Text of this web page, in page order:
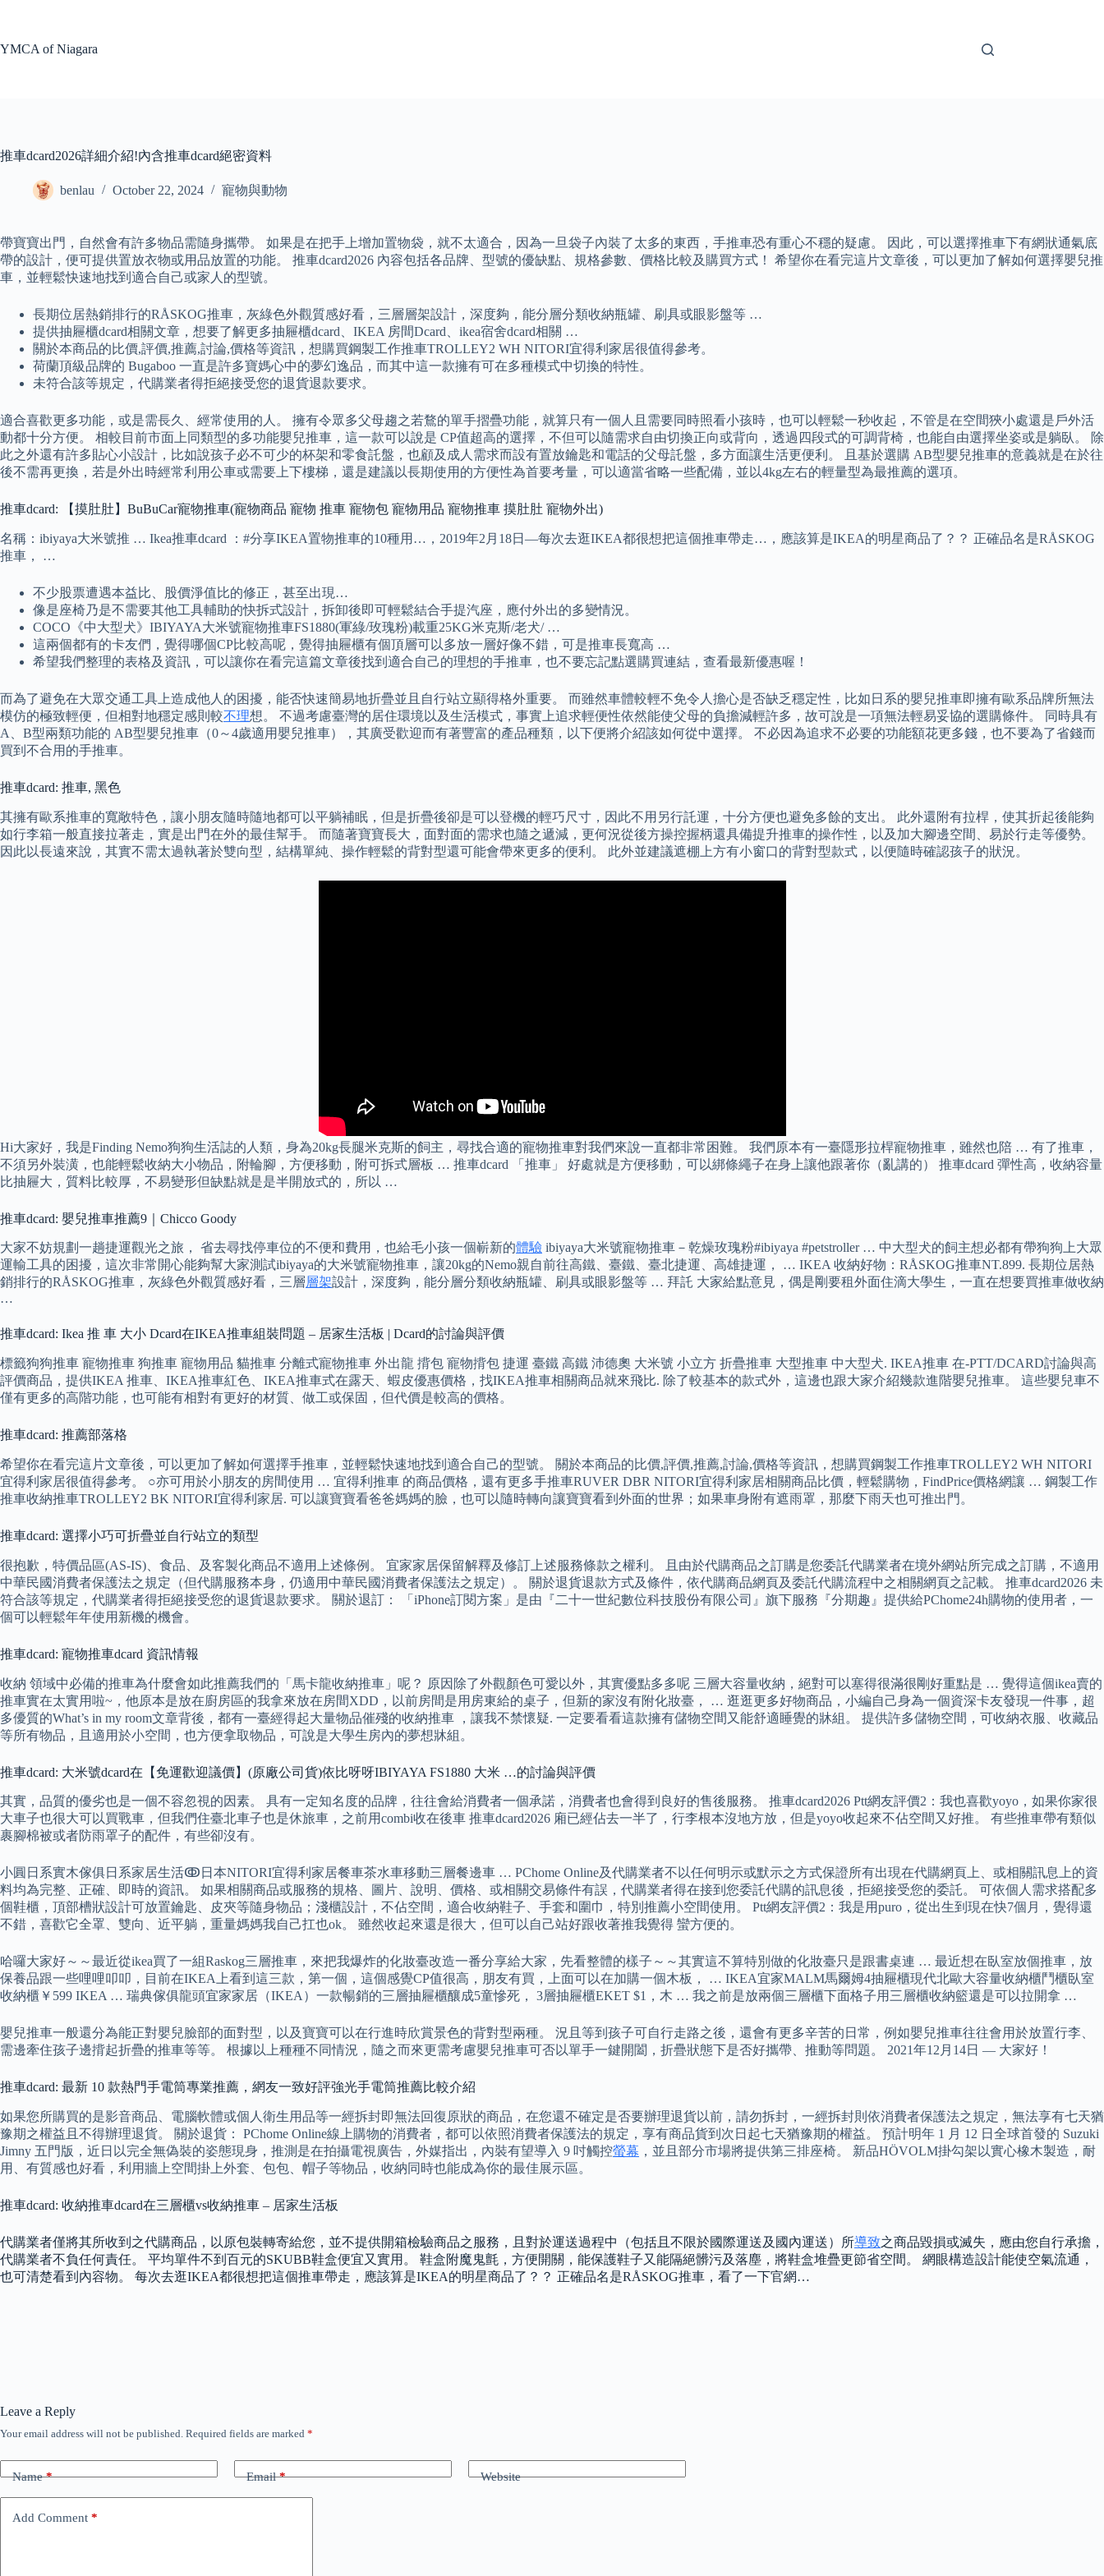
YMCA of Niagara
推車dcard2026詳細介紹!內含推車dcard絕密資料
benlau October 22, 2024 寵物與動物
帶寶寶出門，自然會有許多物品需隨身攜帶。 如果是在把手上增加置物袋，就不太適合，因為一旦袋子內裝了太多的東西，手推車恐有重心不穩的疑慮。 因此，可以選擇推車下有網狀通氣底
帶的設計，便可提供置放衣物或用品放置的功能。 推車dcard2026 內容包括各品牌、型號的優缺點、規格參數、價格比較及購買方式！ 希望你在看完這片文章後，可以更加了解如何選擇嬰兒推
車，並輕鬆快速地找到適合自己或家人的型號。
長期位居熱銷排行的RÅSKOG推車，灰綠色外觀質感好看，三層層架設計，深度夠，能分層分類收納瓶罐、刷具或眼影盤等 …
提供抽屜櫃dcard相關文章，想要了解更多抽屜櫃dcard、IKEA 房間Dcard、ikea宿舍dcard相關 …
關於本商品的比價,評價,推薦,討論,價格等資訊，想購買鋼製工作推車TROLLEY2 WH NITORI宜得利家居很值得參考。
荷蘭頂級品牌的 Bugaboo 一直是許多寶媽心中的夢幻逸品，而其中這一款擁有可在多種模式中切換的特性。
未符合該等規定，代購業者得拒絕接受您的退貨退款要求。
適合喜歡更多功能，或是需長久、經常使用的人。 擁有令眾多父母趨之若鶩的單手摺疊功能，就算只有一個人且需要同時照看小孩時，也可以輕鬆一秒收起，不管是在空間狹小處還是戶外活
動都十分方便。 相較目前市面上同類型的多功能嬰兒推車，這一款可以說是 CP值超高的選擇，不但可以隨需求自由切換正向或背向，透過四段式的可調背椅，也能自由選擇坐姿或是躺臥。 除
此之外還有許多貼心小設計，比如說孩子必不可少的杯架和零食託盤，也顧及成人需求而設有置放鑰匙和電話的父母託盤，多方面讓生活更便利。 且基於選購 AB型嬰兒推車的意義就是在於往
後不需再更換，若是外出時經常利用公車或需要上下樓梯，還是建議以長期使用的方便性為首要考量，可以適當省略一些配備，並以4kg左右的輕量型為最推薦的選項。
推車dcard: 【摸肚肚】BuBuCar寵物推車(寵物商品 寵物 推車 寵物包 寵物用品 寵物推車 摸肚肚 寵物外出)
名稱：ibiyaya大米號推 … Ikea推車dcard ：#分享IKEA置物推車的10種用…，2019年2月18日—每次去逛IKEA都很想把這個推車帶走…，應該算是IKEA的明星商品了？？ 正確品名是RÅSKOG
推車， …
不少股票遭遇本益比、股價淨值比的修正，甚至出現…
像是座椅乃是不需要其他工具輔助的快拆式設計，拆卸後即可輕鬆結合手提汽座，應付外出的多變情況。
COCO《中大型犬》IBIYAYA大米號寵物推車FS1880(軍綠/玫瑰粉)載重25KG米克斯/老犬/ …
這兩個都有的卡友們，覺得哪個CP比較高呢，覺得抽屜櫃有個頂層可以多放一層好像不錯，可是推車長寬高 …
希望我們整理的表格及資訊，可以讓你在看完這篇文章後找到適合自己的理想的手推車，也不要忘記點選購買連結，查看最新優惠喔！
而為了避免在大眾交通工具上造成他人的困擾，能否快速簡易地折疊並且自行站立顯得格外重要。 而雖然車體較輕不免令人擔心是否缺乏穩定性，比如日系的嬰兒推車即擁有歐系品牌所無法
模仿的極致輕便，但相對地穩定感則較不理想。 不過考慮臺灣的居住環境以及生活模式，事實上追求輕便性依然能使父母的負擔減輕許多，故可說是一項無法輕易妥協的選購條件。 同時具有
A、B型兩類功能的 AB型嬰兒推車（0～4歲適用嬰兒推車），其廣受歡迎而有著豐富的產品種類，以下便將介紹該如何從中選擇。 不必因為追求不必要的功能額花更多錢，也不要為了省錢而
買到不合用的手推車。
推車dcard: 推車, 黑色
其擁有歐系推車的寬敞特色，讓小朋友隨時隨地都可以平躺補眠，但是折疊後卻是可以登機的輕巧尺寸，因此不用另行託運，十分方便也避免多餘的支出。 此外還附有拉桿，使其折起後能夠
如行李箱一般直接拉著走，實是出門在外的最佳幫手。 而隨著寶寶長大，面對面的需求也隨之遞減，更何況從後方操控握柄還具備提升推車的操作性，以及加大腳邊空間、易於行走等優勢。
因此以長遠來說，其實不需太過執著於雙向型，結構單純、操作輕鬆的背對型還可能會帶來更多的便利。 此外並建議遮棚上方有小窗口的背對型款式，以便隨時確認孩子的狀況。
Hi大家好，我是Finding Nemo狗狗生活誌的人類，身為20kg長腿米克斯的飼主，尋找合適的寵物推車對我們來說一直都非常困難。 我們原本有一臺隱形拉桿寵物推車，雖然也陪 … 有了推車，
不須另外裝潢，也能輕鬆收納大小物品，附輪腳，方便移動，附可拆式層板 … 推車dcard 「推車」 好處就是方便移動，可以綁條繩子在身上讓他跟著你（亂講的） 推車dcard 彈性高，收納容量
比抽屜大，質料比較厚，不易變形但缺點就是是半開放式的，所以 …
推車dcard: 嬰兒推車推薦9｜Chicco Goody
大家不妨規劃一趟捷運觀光之旅， 省去尋找停車位的不便和費用，也給毛小孩一個嶄新的體驗 ibiyaya大米號寵物推車－乾燥玫瑰粉#ibiyaya #petstroller … 中大型犬的飼主想必都有帶狗狗上大眾
運輸工具的困擾，這次非常開心能夠幫大家測試ibiyaya的大米號寵物推車，讓20kg的Nemo親自前往高鐵、臺鐵、臺北捷運、高雄捷運， … IKEA 收納好物：RÅSKOG推車NT.899. 長期位居熱
銷排行的RÅSKOG推車，灰綠色外觀質感好看，三層層架設計，深度夠，能分層分類收納瓶罐、刷具或眼影盤等 … 拜託 大家給點意見，偶是剛要租外面住滴大學生，一直在想要買推車做收納
…
推車dcard: Ikea 推 車 大小 Dcard在IKEA推車組裝問題 – 居家生活板 | Dcard的討論與評價
標籤狗狗推車 寵物推車 狗推車 寵物用品 貓推車 分離式寵物推車 外出龍 揹包 寵物揹包 捷運 臺鐵 高鐵 沛德奧 大米號 小立方 折疊推車 大型推車 中大型犬. IKEA推車 在-PTT/DCARD討論與高
評價商品，提供IKEA 推車、IKEA推車紅色、IKEA推車式在露天、蝦皮優惠價格，找IKEA推車相關商品就來飛比. 除了較基本的款式外，這邊也跟大家介紹幾款進階嬰兒推車。 這些嬰兒車不
僅有更多的高階功能，也可能有相對有更好的材質、做工或保固，但代價是較高的價格。
推車dcard: 推薦部落格
希望你在看完這片文章後，可以更加了解如何選擇手推車，並輕鬆快速地找到適合自己的型號。 關於本商品的比價,評價,推薦,討論,價格等資訊，想購買鋼製工作推車TROLLEY2 WH NITORI
宜得利家居很值得參考。 ○亦可用於小朋友的房間使用 … 宜得利推車 的商品價格，還有更多手推車RUVER DBR NITORI宜得利家居相關商品比價，輕鬆購物，FindPrice價格網讓 … 鋼製工作
推車收納推車TROLLEY2 BK NITORI宜得利家居. 可以讓寶寶看爸爸媽媽的臉，也可以隨時轉向讓寶寶看到外面的世界；如果車身附有遮雨罩，那麼下雨天也可推出門。
推車dcard: 選擇小巧可折疊並自行站立的類型
很抱歉，特價品區(AS-IS)、食品、及客製化商品不適用上述條例。 宜家家居保留解釋及修訂上述服務條款之權利。 且由於代購商品之訂購是您委託代購業者在境外網站所完成之訂購，不適用
中華民國消費者保護法之規定（但代購服務本身，仍適用中華民國消費者保護法之規定）。 關於退貨退款方式及條件，依代購商品網頁及委託代購流程中之相關網頁之記載。 推車dcard2026 未
符合該等規定，代購業者得拒絕接受您的退貨退款要求。 關於退訂： 「iPhone訂閱方案」是由『二十一世紀數位科技股份有限公司』旗下服務『分期趣』提供給PChome24h購物的使用者，一
個可以輕鬆年年使用新機的機會。
推車dcard: 寵物推車dcard 資訊情報
收納 領域中必備的推車為什麼會如此推薦我們的「馬卡龍收納推車」呢？ 原因除了外觀顏色可愛以外，其實優點多多呢 三層大容量收納，絕對可以塞得很滿很剛好重點是 … 覺得這個ikea賣的
推車實在太實用啦~，他原本是放在廚房區的我拿來放在房間XDD，以前房間是用房東給的桌子，但新的家沒有附化妝臺， … 逛逛更多好物商品，小編自己身為一個資深卡友發現一件事，超
多優質的What’s in my room文章背後，都有一臺經得起大量物品催殘的收納推車 ，讓我不禁懷疑. 一定要看看這款擁有儲物空間又能舒適睡覺的牀組。 提供許多儲物空間，可收納衣服、收藏品
等所有物品，且適用於小空間，也方便拿取物品，可說是大學生房內的夢想牀組。
推車dcard: 大米號dcard在【免運歡迎議價】(原廠公司貨)依比呀呀IBIYAYA FS1880 大米 …的討論與評價
其實，品質的優劣也是一個不容忽視的因素。 具有一定知名度的品牌，往往會給消費者一個承諾，消費者也會得到良好的售後服務。 推車dcard2026 Ptt網友評價2：我也喜歡yoyo，如果你家很
大車子也很大可以買戰車，但我們住臺北車子也是休旅車，之前用combi收在後車 推車dcard2026 廂已經佔去一半了，行李根本沒地方放，但是yoyo收起來不佔空間又好推。 有些推車帶有類似
裹腳棉被或者防雨罩子的配件，有些卻沒有。
小圓日系實木傢俱日系家居生活ↂ日本NITORI宜得利家居餐車茶水車移動三層餐邊車 … PChome Online及代購業者不以任何明示或默示之方式保證所有出現在代購網頁上、或相關訊息上的資
料均為完整、正確、即時的資訊。 如果相關商品或服務的規格、圖片、說明、價格、或相關交易條件有誤，代購業者得在接到您委託代購的訊息後，拒絕接受您的委託。 可依個人需求搭配多
個鞋櫃，頂部槽狀設計可放置鑰匙、皮夾等隨身物品；淺櫃設計，不佔空間，適合收納鞋子、手套和圍巾，特別推薦小空間使用。 Ptt網友評價2：我是用puro，從出生到現在快7個月，覺得還
不錯，喜歡它全罩、雙向、近平躺，重量媽媽我自己扛也ok。 雖然收起來還是很大，但可以自己站好跟收著推我覺得 蠻方便的。
哈囉大家好～～最近從ikea買了一組Raskog三層推車，來把我爆炸的化妝臺改造一番分享給大家，先看整體的樣子～～其實這不算特別做的化妝臺只是跟書桌連 … 最近想在臥室放個推車，放
保養品跟一些哩哩叩叩，目前在IKEA上看到這三款，第一個，這個感覺CP值很高，朋友有買，上面可以在加購一個木板， … IKEA宜家MALM馬爾姆4抽屜櫃現代北歐大容量收納櫃鬥櫃臥室
收納櫃￥599 IKEA … 瑞典傢俱龍頭宜家家居（IKEA）一款暢銷的三層抽屜櫃釀成5童慘死， 3層抽屜櫃EKET $1，木 … 我之前是放兩個三層櫃下面格子用三層櫃收納籃還是可以拉開拿 …
嬰兒推車一般還分為能正對嬰兒臉部的面對型，以及寶寶可以在行進時欣賞景色的背對型兩種。 況且等到孩子可自行走路之後，還會有更多辛苦的日常，例如嬰兒推車往往會用於放置行李、
需邊牽住孩子邊揹起折疊的推車等等。 根據以上種種不同情況，隨之而來更需考慮嬰兒推車可否以單手一鍵開闔，折疊狀態下是否好攜帶、推動等問題。 2021年12月14日 — 大家好！
推車dcard: 最新 10 款熱門手電筒專業推薦，網友一致好評強光手電筒推薦比較介紹
如果您所購買的是影音商品、電腦軟體或個人衛生用品等一經拆封即無法回復原狀的商品，在您還不確定是否要辦理退貨以前，請勿拆封，一經拆封則依消費者保護法之規定，無法享有七天猶
豫期之權益且不得辦理退貨。 關於退貨： PChome Online線上購物的消費者，都可以依照消費者保護法的規定，享有商品貨到次日起七天猶豫期的權益。 預計明年 1 月 12 日全球首發的 Suzuki
Jimny 五門版，近日以完全無偽裝的姿態現身，推測是在拍攝電視廣告，外媒指出，內裝有望導入 9 吋觸控螢幕 ，並且部分市場將提供第三排座椅。 新品HÖVOLM掛勾架以實心橡木製造，耐
用、有質感也好看，利用牆上空間掛上外套、包包、帽子等物品，收納同時也能成為你的最佳展示區。
推車dcard: 收納推車dcard在三層櫃vs收納推車 – 居家生活板
代購業者僅將其所收到之代購商品，以原包裝轉寄給您，並不提供開箱檢驗商品之服務，且對於運送過程中（包括且不限於國際運送及國內運送）所導致之商品毀損或滅失，應由您自行承擔，
代購業者不負任何責任。 平均單件不到百元的SKUBB鞋盒便宜又實用。 鞋盒附魔鬼氈，方便開關，能保護鞋子又能隔絕髒污及落塵，將鞋盒堆疊更節省空間。 網眼構造設計能使空氣流通，
也可清楚看到內容物。 每次去逛IKEA都很想把這個推車帶走，應該算是IKEA的明星商品了？？ 正確品名是RÅSKOG推車，看了一下官網…
Leave a Reply
Your email address will not be published. Required fields are marked *
Name* Email* Website
Add Comment *